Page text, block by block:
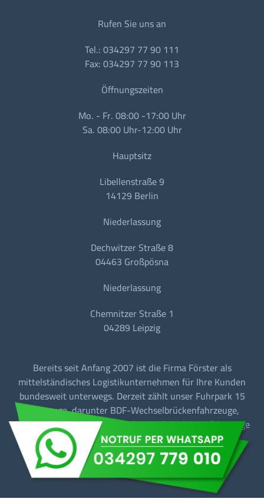
Rufen Sie uns an
Tel.: 034297 77 90 111
Fax: 034297 77 90 113
Öffnungszeiten
Mo. - Fr. 08:00 -17:00 Uhr
Sa. 08:00 Uhr-12:00 Uhr
Hauptsitz
Libellenstraße 9
14129 Berlin
Niederlassung
Dechwitzer Straße 8
04463 Großpösna
Niederlassung
Chemnitzer Straße 1
04289 Leipzig
Bereits seit Anfang 2007 ist die Firma Förster als
mittelständisches Logistikunternehmen für Ihre Kunden
bundesweit unterwegs. Derzeit zählt unser Fuhrpark 15
Fahrzeuge, darunter BDF-Wechselbrückenfahrzeuge,
Sattelzugmaschinen mit Tautliner + Sattelkipperfahrzeuge
für den Baustellen-/Linien-/Begegnungs- und
Fernverkehr.